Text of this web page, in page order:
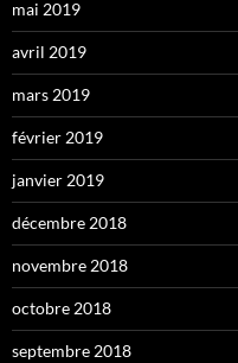
mai 2019
avril 2019
mars 2019
février 2019
janvier 2019
décembre 2018
novembre 2018
octobre 2018
septembre 2018